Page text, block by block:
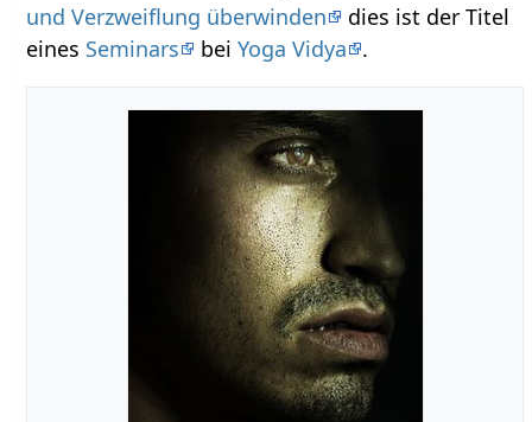
und Verzweiflung überwinden
dies ist der Titel
eines Seminars beiYoga Vidya .